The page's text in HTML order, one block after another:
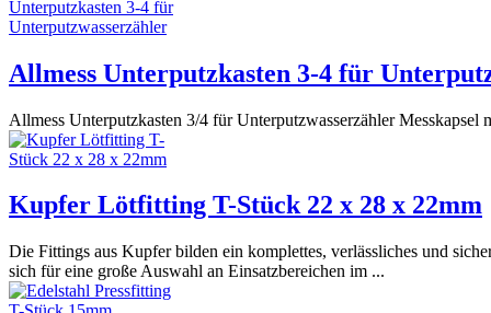
Allmess Unterputzkasten 3-4 für
Allmess Unterputzkasten 3/4 für Unterputzwasserzähler Messkapsel
Kupfer Lötfitting T-Stück 22 x 28 x 22mm
Die Fittings aus Kupfer bilden ein komplettes, verlässliches und
sich für eine große Auswahl an Einsatzbereichen im ...